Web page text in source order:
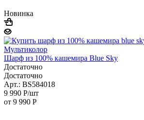
Новинка
Шарф из 100% кашемира Blue Sky
Достаточно
Достаточно
Арт.: BS584018
9 990 Р/шт
от 9 990 Р